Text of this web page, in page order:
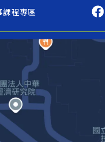
課程專區